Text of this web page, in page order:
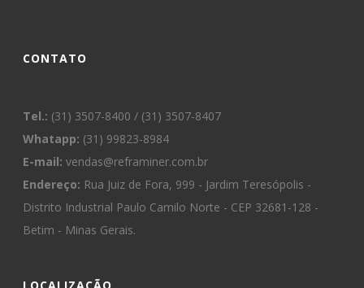
CONTATO
Tel.: (31) 3507-8400 / (31) 3507-8407
Whatapp: (31) 99823-8984
E-mail: vendas@reframiner.com.br
Endereço: Rua Juiz de Fora, 999 - Jardim Teresópolis -
Distrito Industrial Paulo Camilo Norte - CEP 32681-128 -
Betim - Minas Gerais.